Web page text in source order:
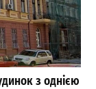
з однією